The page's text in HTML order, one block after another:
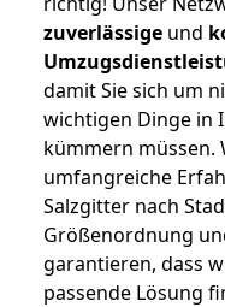
zuverlässige und
damit Sie sich um
wichtigen Dinge in
kümmern
umfangreiche
Salzgitter nach
Größenordnung
garantieren, dass
passende Lösung